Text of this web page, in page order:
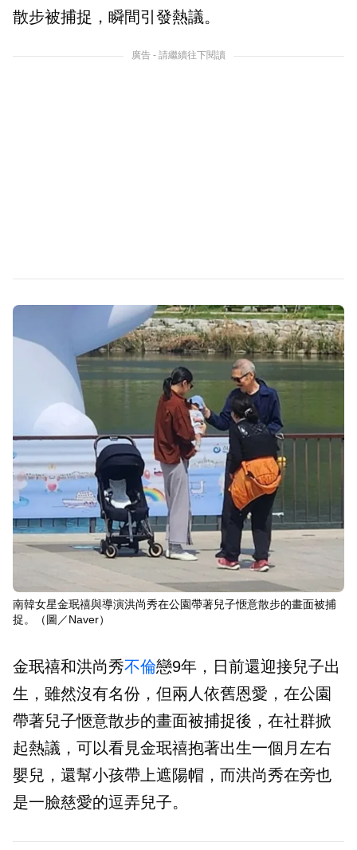
散步被捕捉，瞬間引發熱議。
廣告 - 請繼續往下閱讀
南韓女星金珉禧與導演洪尚秀在公園帶著兒子愜意散步的畫面被捕
捉。（圖／Naver）
金珉禧和洪尚秀不倫戀9年，日前還迎接兒子出
生，雖然沒有名份，但兩人依舊恩愛，在公園
帶著兒子愜意散步的畫面被捕捉後，在社群掀
起熱議，可以看見金珉禧抱著出生一個月左右
嬰兒，還幫小孩帶上遮陽帽，而洪尚秀在旁也
是一臉慈愛的逗弄兒子。